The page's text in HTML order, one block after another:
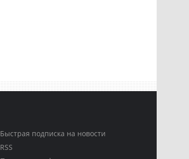
Быстрая подписка на новости
RSS